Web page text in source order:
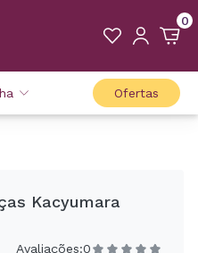
0
Ofertas
Kacyumara
Avaliações:0